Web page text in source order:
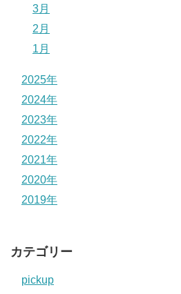
3月
2月
1月
2025年
2024年
2023年
2022年
2021年
2020年
2019年
カテゴリー
pickup